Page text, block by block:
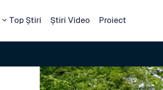
Top Știri Știri Video Proiect